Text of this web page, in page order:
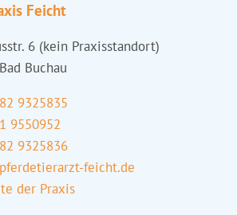
Feicht
6 (kein Praxisstandort)
Buchau
9325835
9550952
9325836
feicht.de
der Praxis